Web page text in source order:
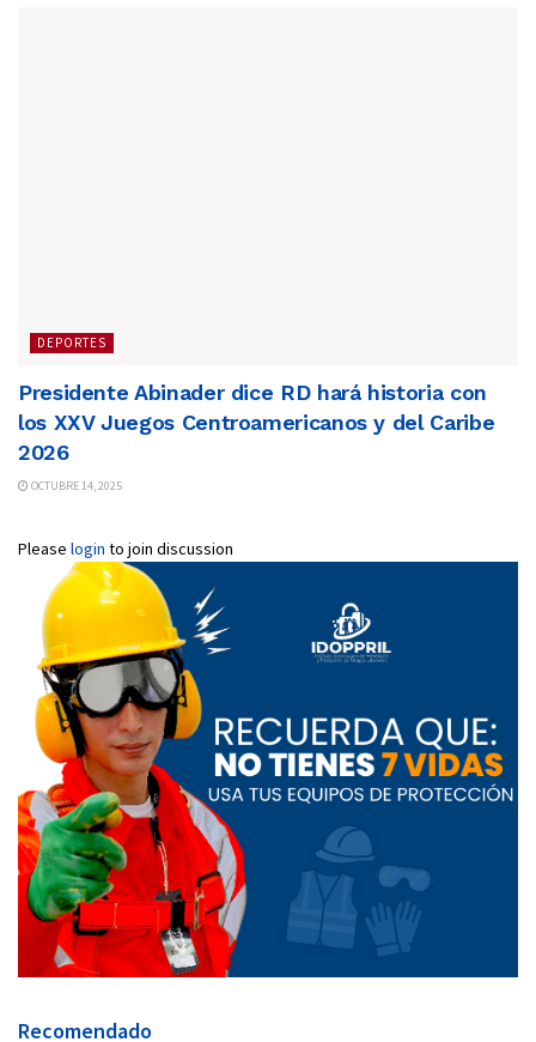
DEPORTES
Presidente Abinader dice RD hará historia con
los XXV Juegos Centroamericanos y del Caribe
2026
OCTUBRE 14, 2025
Please login to join discussion
Recomendado